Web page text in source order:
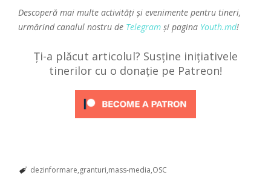
Descoperă mai multe activități și evenimente pentru tineri,
urmărind canalul nostru de Telegram și pagina Youth.md!
Ți-a plăcut articolul? Susține inițiativele
tinerilor cu o donație pe Patreon!
dezinformare granturi mass-media OSC